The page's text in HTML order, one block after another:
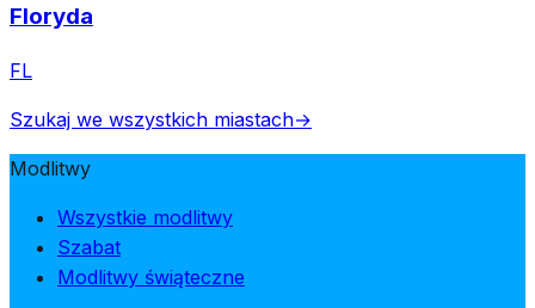
Floryda
FL
Szukaj we wszystkich miastach→
Modlitwy
Wszystkie modlitwy
Szabat
Modlitwy świąteczne